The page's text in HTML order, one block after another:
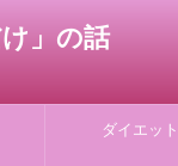
」の話
ダイエット